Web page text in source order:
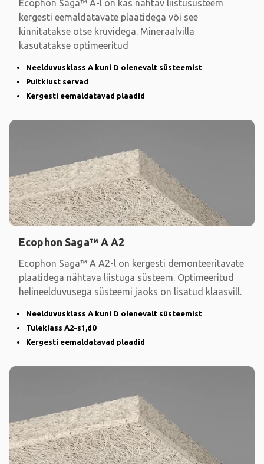
Ecophon Saga™ A-l on kas nähtav liistusüsteem
kergesti eemaldatavate plaatidega või see
kinnitatakse otse kruvidega. Mineraalvilla
kasutatakse optimeeritud
Neelduvusklass A kuni D olenevalt süsteemist
Puitkiust servad
Kergesti eemaldatavad plaadid
Ecophon Saga™ A A2
Ecophon Saga™ A A2-l on kergesti demonteeritavate
plaatidega nähtava liistuga süsteem. Optimeeritud
helineelduvusega süsteemi jaoks on lisatud klaasvill.
Neelduvusklass A kuni D olenevalt süsteemist
Tuleklass A2-s1,d0
Kergesti eemaldatavad plaadid